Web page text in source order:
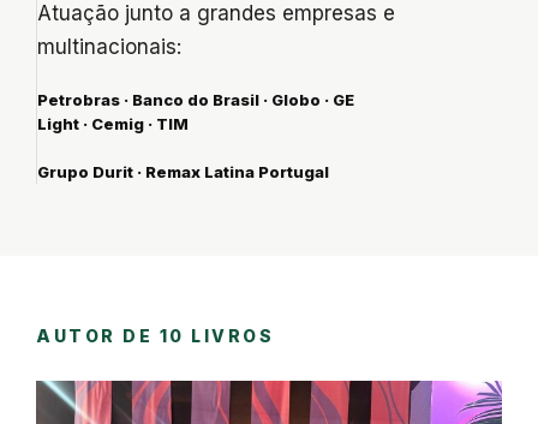
Atuação junto a grandes empresas e
multinacionais:
Petrobras · Banco do Brasil · Globo · GE
Light · Cemig · TIM
Grupo Durit · Remax Latina Portugal
AUTOR DE 10 LIVROS